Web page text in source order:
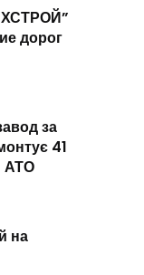
дорог
за
41
АТО
на